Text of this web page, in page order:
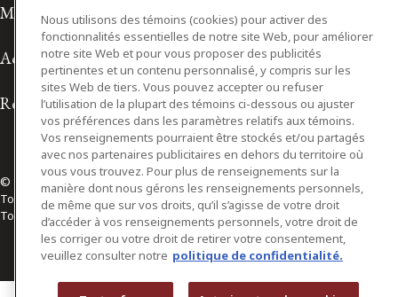
Modalités d'utilisation
Accessibilité
Relations avec les médias
© 2026 Osler, Hoskin & Harcourt S.E.N.C.R.L./s.r.l.
Tous droits réservés
Toronto | Montréal | Calgary | Vancouver | Ottawa | New York
Nous utilisons des témoins (cookies) pour activer des
fonctionnalités essentielles de notre site Web, pour améliorer
notre site Web et pour vous proposer des publicités
pertinentes et un contenu personnalisé, y compris sur les
sites Web de tiers. Vous pouvez accepter ou refuser
l’utilisation de la plupart des témoins ci-dessous ou ajuster
vos préférences dans les paramètres relatifs aux témoins.
Vos renseignements pourraient être stockés et/ou partagés
avec nos partenaires publicitaires en dehors du territoire où
vous vous trouvez. Pour plus de renseignements sur la
manière dont nous gérons les renseignements personnels,
de même que sur vos droits, qu’il s’agisse de votre droit
d’accéder à vos renseignements personnels, votre droit de
les corriger ou votre droit de retirer votre consentement,
veuillez consulter notre politique de confidentialité.